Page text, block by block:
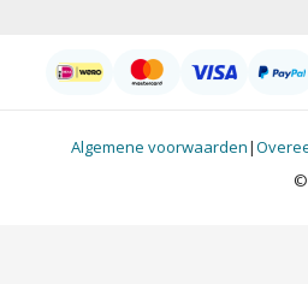
Algemene voorwaarden|
©